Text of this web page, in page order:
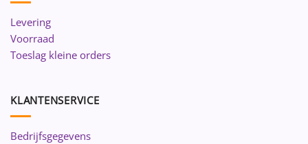
Levering
Voorraad
Toeslag kleine orders
KLANTENSERVICE
Bedrijfsgegevens